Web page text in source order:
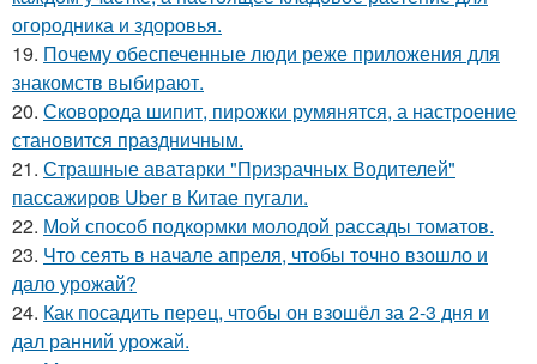
огородника и здоровья.
19. Почему обеспеченные люди реже приложения для
знакомств выбирают.
20. Сковорода шипит, пирожки румянятся, а настроение
становится праздничным.
21. Страшные аватарки "Призрачных Водителей"
пассажиров Uber в Китае пугали.
22. Мой способ подкормки молодой рассады томатов.
23. Что сеять в начале апреля, чтобы точно взошло и
дало урожай?
24. Как посадить перец, чтобы он взошёл за 2-3 дня и
дал ранний урожай.